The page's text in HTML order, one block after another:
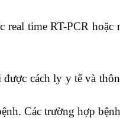
time RT-PCR
cách ly y tế và
Các trường hợp